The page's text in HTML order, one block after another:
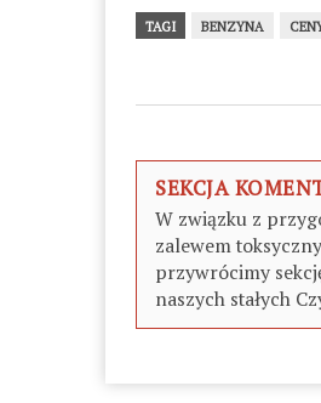
TAGI BENZYNA
SEKCJA
W związku z
zalewem
przywrócimy
naszych stałych